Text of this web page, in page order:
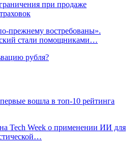
при продаже
прежнему востребованы».
стали помощниками…
рубля?
вошла в топ-10 рейтинга
на Tech Week о применении ИИ для